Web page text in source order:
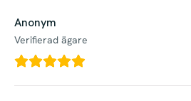
Anonym
Verifierad ägare